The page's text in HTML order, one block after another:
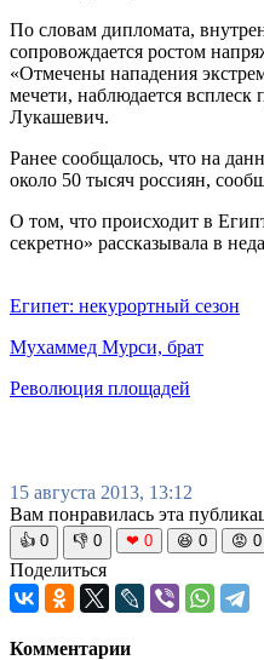
По словам дипломата,
сопровождается ростом
«Отмечены нападения
мечети, наблюдается
Лукашевич.
Ранее сообщалось, что на
около 50 тысяч россиян,
О том, что происходит в
секретно» рассказывала в
Египет: некурортный сезон
Мухаммед Мурси, брат
Революция площадей
15 августа 2013, 13:12
Вам понравилась эта
👍 0 👎 0 ❤ 0 😆 0 😡 0
Поделиться
Комментарии